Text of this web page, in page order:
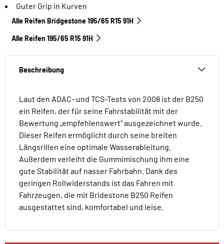
Guter Grip in Kurven
Alle Reifen Bridgestone 195/65 R15 91H
Alle Reifen‎ 195/65 R15 91H
Beschreibung
Laut den ADAC- und TCS-Tests von 2008 ist der B250
ein Reifen, der für seine Fahrstabilität mit der
Bewertung „empfehlenswert“ ausgezeichnet wurde.
Dieser Reifen ermöglicht durch seine breiten
Längsrillen eine optimale Wasserableitung.
Außerdem verleiht die Gummimischung ihm eine
gute Stabilität auf nasser Fahrbahn. Dank des
geringen Rollwiderstands ist das Fahren mit
Fahrzeugen, die mit Bridestone B250 Reifen
ausgestattet sind, komfortabel und leise.